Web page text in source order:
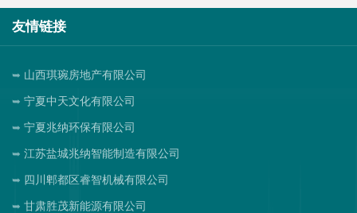
友情链接
山西琪琬房地产有限公司
宁夏中天文化有限公司
宁夏兆纳环保有限公司
江苏盐城兆纳智能制造有限公司
四川郫都区睿智机械有限公司
甘肃胜茂新能源有限公司